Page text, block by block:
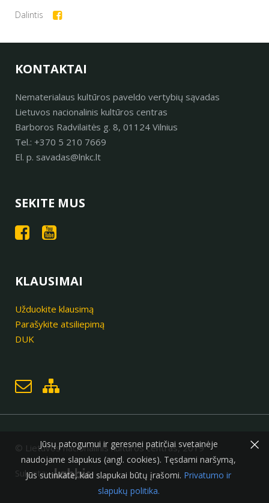
Dalintis
KONTAKTAI
Nematerialaus kultūros paveldo vertybių sąvadas
Lietuvos nacionalinis kultūros centras
Barboros Radvilaitės g. 8, 01124 Vilnius
Tel.: +370 5 210 7669
El. p. savadas@lnkc.lt
SEKITE MUS
KLAUSIMAI
Užduokite klausimą
Parašykite atsiliepimą
DUK
© Lietuvos nacionalinis kultūros centras, 2019
Sukurta:
×
Jūsų patogumui ir geresnei patirčiai svetainėje
naudojame slapukus (angl. cookies). Tęsdami naršymą,
Jūs sutinkate, kad slapukai būtų įrašomi. Privatumo ir
slapukų politika.